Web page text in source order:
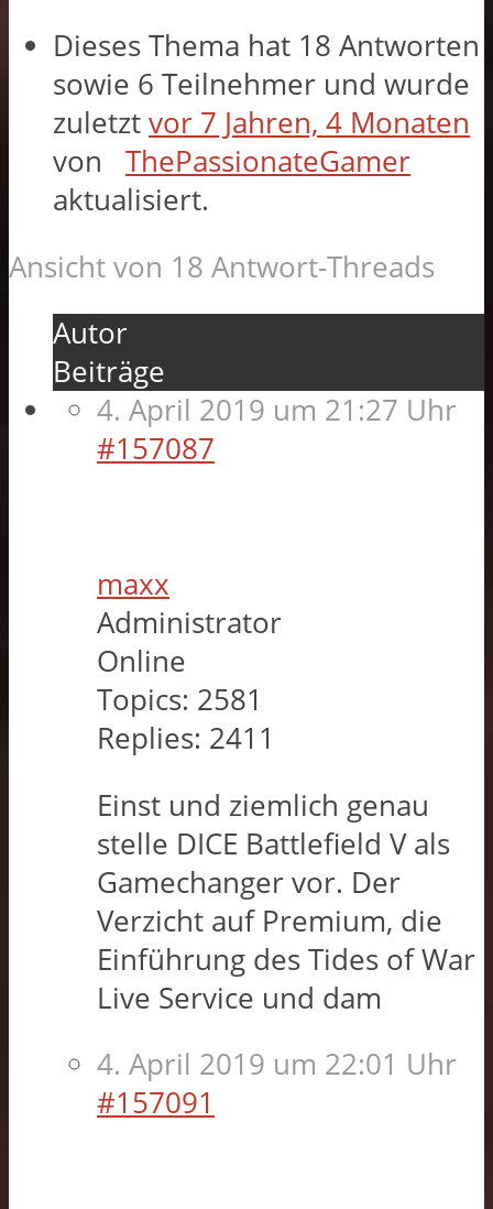
Dieses Thema hat 18 Antworten
sowie 6 Teilnehmer und wurde
zuletzt vor 7 Jahren, 4 Monaten
von
ThePassionateGamer
aktualisiert.
Ansicht von 18 Antwort-Threads
Autor
Beiträge
4. April 2019 um 21:27 Uhr
#157087
maxx
Administrator
Online
Topics: 2581
Replies: 2411
Einst und ziemlich genau
stelle DICE Battlefield V als
Gamechanger vor. Der
Verzicht auf Premium, die
Einführung des Tides of War
Live Service und dam
4. April 2019 um 22:01 Uhr
#157091